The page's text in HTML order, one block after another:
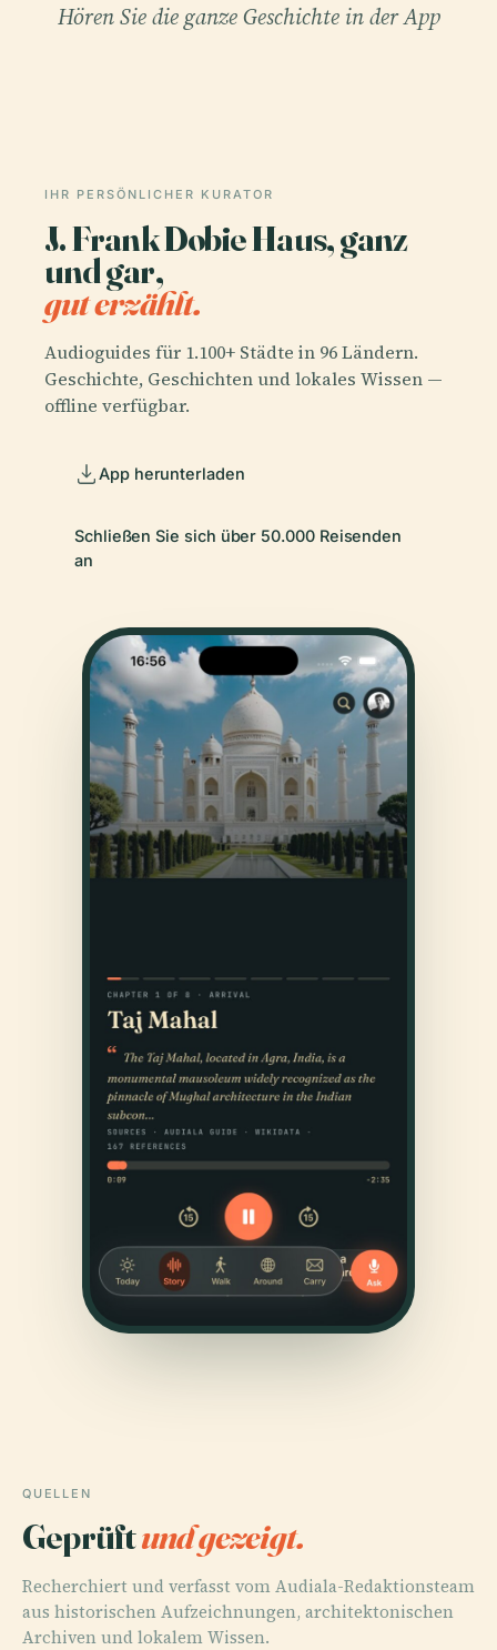
Hören Sie die ganze Geschichte in der App
IHR PERSÖNLICHER KURATOR
J. Frank Dobie Haus, ganz
und gar,
gut erzählt.
Audioguides für 1.100+ Städte in 96 Ländern.
Geschichte, Geschichten und lokales Wissen —
offline verfügbar.
App herunterladen
Schließen Sie sich über 50.000 Reisenden
an
QUELLEN
Geprüftund gezeigt.
Recherchiert und verfasst vom Audiala-Redaktionsteam
aus historischen Aufzeichnungen, architektonischen
Archiven und lokalem Wissen.